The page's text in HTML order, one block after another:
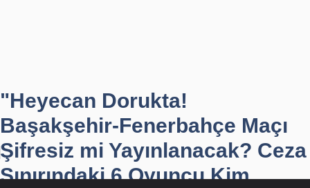
"Heyecan Dorukta!
Başakşehir-Fenerbahçe Maçı
Şifresiz mi Yayınlanacak? Ceza
Sınırındaki 6 Oyuncu Kim...